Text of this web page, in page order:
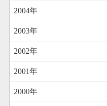
2004年
2003年
2002年
2001年
2000年